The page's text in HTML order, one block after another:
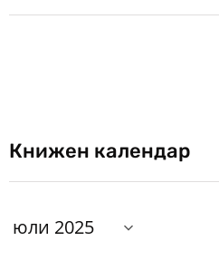
Книжен календар